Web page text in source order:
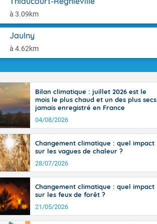
à 3.09km
Jaulny
à 4.62km
jusque
la Corse.
Pyrénées,
marge de
de la
En soirée,
22 à 24,
sur le
hors côtes
38 ou 39
Bilan climatique : juillet 2026 est le
mois le plus chaud et un des plus secs
jamais enregistré en France
04/08/2026
Changement climatique : quel impact
sur les vagues de chaleur ?
28/07/2026
Changement climatique : quel impact
sur les feux de forêt ?
21/05/2026